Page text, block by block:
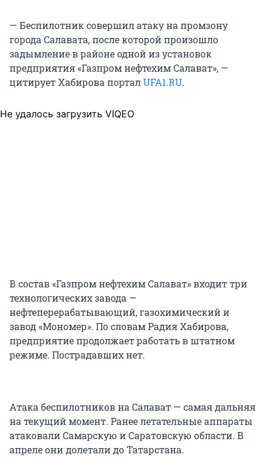
— Беспилотник совершил атаку на промзону
города Салавата, после которой произошло
задымление в районе одной из установок
предприятия «Газпром нефтехим Салават», —
цитирует Хабирова порталUFA1.RU.
Не удалось загрузить VIQEO
В состав «Газпром нефтехим Салават» входит три
технологических завода —
нефтеперерабатывающий, газохимический и
завод «Мономер». По словам Радия Хабирова,
предприятие продолжает работать в штатном
режиме. Пострадавших нет.
Атака беспилотников на Салават — самая дальняя
на текущий момент. Ранее летательные аппараты
атаковали Самарскую и Саратовскую области. В
апреле они долетали до Татарстана.